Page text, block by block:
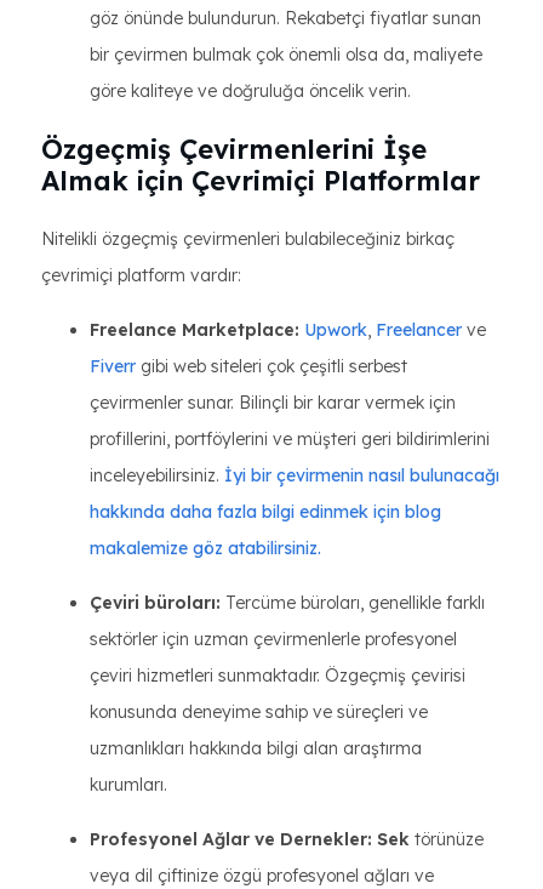
göz önünde bulundurun. Rekabetçi fiyatlar sunan
bir çevirmen bulmak çok önemli olsa da, maliyete
göre kaliteye ve doğruluğa öncelik verin.
Özgeçmiş Çevirmenlerini İşe
Almak için Çevrimiçi Platformlar
Nitelikli özgeçmiş çevirmenleri bulabileceğiniz birkaç
çevrimiçi platform vardır:
Freelance Marketplace: Upwork, Freelancer ve
Fiverr gibi web siteleri çok çeşitli serbest
çevirmenler sunar. Bilinçli bir karar vermek için
profillerini, portföylerini ve müşteri geri bildirimlerini
inceleyebilirsiniz. İyi bir çevirmenin nasıl bulunacağı
hakkında daha fazla bilgi edinmek için blog
makalemize göz atabilirsiniz.
Çeviri büroları: Tercüme büroları, genellikle farklı
sektörler için uzman çevirmenlerle profesyonel
çeviri hizmetleri sunmaktadır. Özgeçmiş çevirisi
konusunda deneyime sahip ve süreçleri ve
uzmanlıkları hakkında bilgi alan araştırma
kurumları.
Profesyonel Ağlar ve Dernekler: Sek törünüze
veya dil çiftinize özgü profesyonel ağları ve